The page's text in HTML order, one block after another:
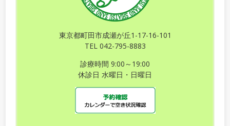
東京都町田市成瀬が丘1-17-16-101
TEL 042-795-8883
診療時間 9:00～19:00
休診日 水曜日・日曜日